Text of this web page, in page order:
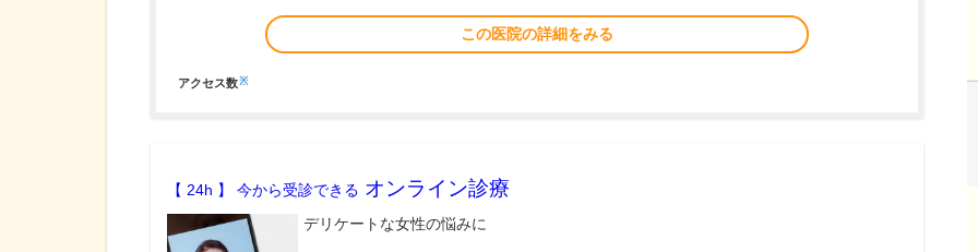
この医院の詳細をみる
アクセス数※
【 24h 】 今から受診できる オンライン診療
デリケートな女性の悩みに